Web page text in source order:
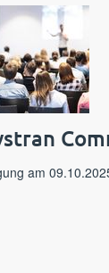
am